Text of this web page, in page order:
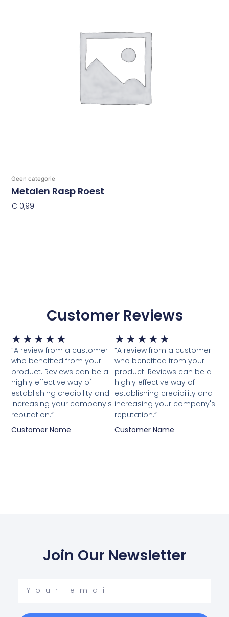
Geen categorie
Metalen Rasp Roest
€ 0,99
Customer Reviews
★ ★ ★ ★ ★ Waardering
5
van
5
“A review from a customer
who benefited from your
product. Reviews can be a
highly effective way of
establishing credibility and
increasing your company's
reputation.”
Customer Name
★ ★ ★ ★ ★
5
van
5
“A review from a customer
who benefited from your
product. Reviews can be a
highly effective way of
establishing credibility and
increasing your company's
reputation.”
Customer Name
Join Our Newsletter
email